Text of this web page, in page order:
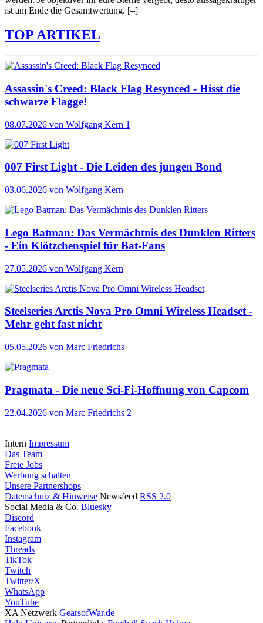
ist am Ende die Gesamtwertung. [–]
TOP ARTIKEL
Assassin's Creed: Black Flag Resynced - Hisst die
schwarze Flagge!
08.07.2026 von Wolfgang Kern 1
007 First Light - Die Leiden des jungen Bond
03.06.2026 von Wolfgang Kern
Lego Batman: Das Vermächtnis des Dunklen Ritters
- Ein Klötzchenspiel für Bat-Fans
27.05.2026 von Wolfgang Kern
Steelseries Arctis Nova Pro Omni Wireless Headset -
Mehr geht fast nicht
05.05.2026 von Marc Friedrichs
Pragmata - Die neue Sci-Fi-Hoffnung von Capcom
22.04.2026 von Marc Friedrichs 2
Intern Impressum
Das Team
Freie Jobs
Werbung schalten
Unsere Partnershops
Datenschutz & Hinweise Newsfeed RSS 2.0
Social Media & Co. Bluesky
Discord
Facebook
Instagram
Threads
TikTok
Twitch
Twitter/X
WhatsApp
YouTube
XA Netzwerk GearsofWar.de